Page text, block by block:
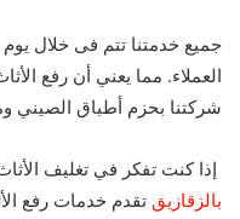
جميع خدمتنا تتم فى خلال
العملاء. مما يعني أن رفع
شركتنا بحزم أطباق الصيني
إذا كنت تفكر في تغليف
بالزقازيق تقدم خدمات رفع